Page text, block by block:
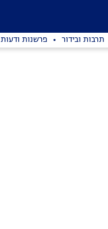
תרבות ובידור פרשנות ודעות